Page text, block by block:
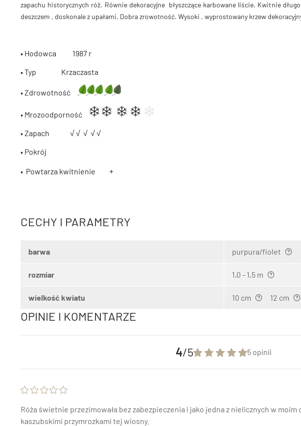
zapachu historycznych róż. Równie dekoracyjne błyszczące karbowane liście. Kwitnie
deszczem , doskonale z upałami. Dobra zrowotność. Wysoki , wyprostowany krzew
• Hodowca 1987 r
• Typ Krzaczasta
• Zdrowotność
• Mrozoodporność
• Zapach √√ √ √√
• Pokrój
• Powtarza kwitnienie +
CECHY I PARAMETRY
barwa purpura/fiolet
rozmiar 1,0 - 1,5 m
wielkość kwiatu 10 cm 12 cm
OPINIE I KOMENTARZE
4/5 5 opinii
Róża świetnie przezimowała bez zabezpieczenia i jako jedna z nielicznych w moim
kaszubskimi przymrozkami tej wiosny.